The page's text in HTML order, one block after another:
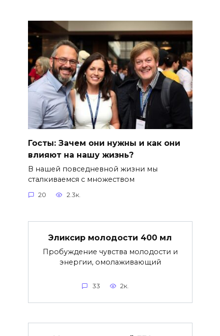
Госты: Зачем они нужны и как они
влияют на нашу жизнь?
В нашей повседневной жизни мы
сталкиваемся с множеством
20 2.3к.
Эликсир молодости 400 мл
Пробуждение чувства молодости и
энергии, омолаживающий
33 2к.